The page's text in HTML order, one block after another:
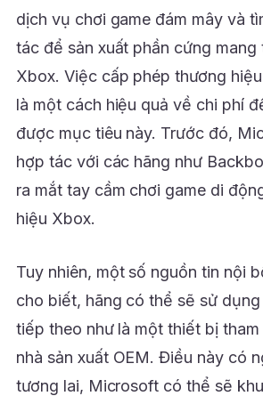
dịch vụ chơi game đám mây và
tác để sản xuất phần cứng mang
Xbox. Việc cấp phép thương
là một cách hiệu quả về chi phí
được mục tiêu này. Trước đó,
hợp tác với các hãng như
ra mắt tay cầm chơi game di
hiệu Xbox.
Tuy nhiên, một số nguồn tin nội
cho biết, hãng có thể sẽ sử
tiếp theo như là một thiết bị
nhà sản xuất OEM. Điều này có
tương lai, Microsoft có thể sẽ